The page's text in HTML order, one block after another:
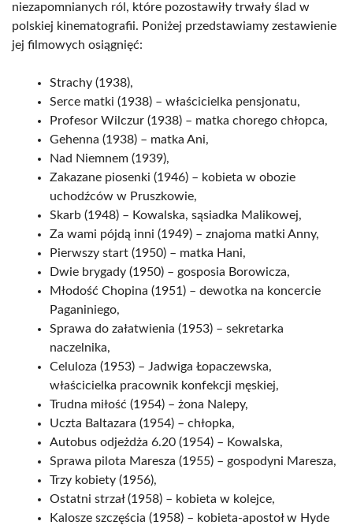
niezapomnianych ról, które pozostawiły trwały ślad w
polskiej kinematografii. Poniżej przedstawiamy zestawienie
jej filmowych osiągnięć:
Strachy (1938),
Serce matki (1938) – właścicielka pensjonatu,
Profesor Wilczur (1938) – matka chorego chłopca,
Gehenna (1938) – matka Ani,
Nad Niemnem (1939),
Zakazane piosenki (1946) – kobieta w obozie
uchodźców w Pruszkowie,
Skarb (1948) – Kowalska, sąsiadka Malikowej,
Za wami pójdą inni (1949) – znajoma matki Anny,
Pierwszy start (1950) – matka Hani,
Dwie brygady (1950) – gosposia Borowicza,
Młodość Chopina (1951) – dewotka na koncercie
Paganiniego,
Sprawa do załatwienia (1953) – sekretarka
naczelnika,
Celuloza (1953) – Jadwiga Łopaczewska,
właścicielka pracownik konfekcji męskiej,
Trudna miłość (1954) – żona Nalepy,
Uczta Baltazara (1954) – chłopka,
Autobus odjeżdża 6.20 (1954) – Kowalska,
Sprawa pilota Maresza (1955) – gospodyni Maresza,
Trzy kobiety (1956),
Ostatni strzał (1958) – kobieta w kolejce,
Kalosze szczęścia (1958) – kobieta-apostoł w Hyde